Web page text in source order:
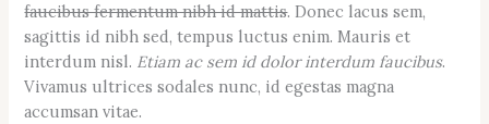
faucibus fermentum nibh id mattis. Donec lacus sem,
sagittis id nibh sed, tempus luctus enim. Mauris et
interdum nisl. Etiam ac sem id dolor interdum faucibus.
Vivamus ultrices sodales nunc, id egestas magna
accumsan vitae.